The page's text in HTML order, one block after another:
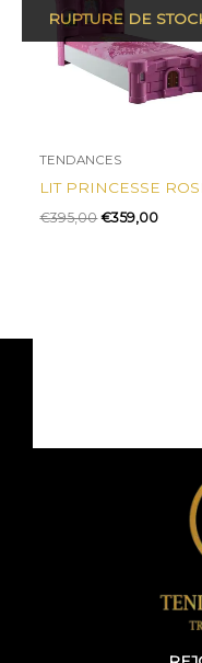
TENDANCES
LIT PRINCESSE
€395,00 €359,00